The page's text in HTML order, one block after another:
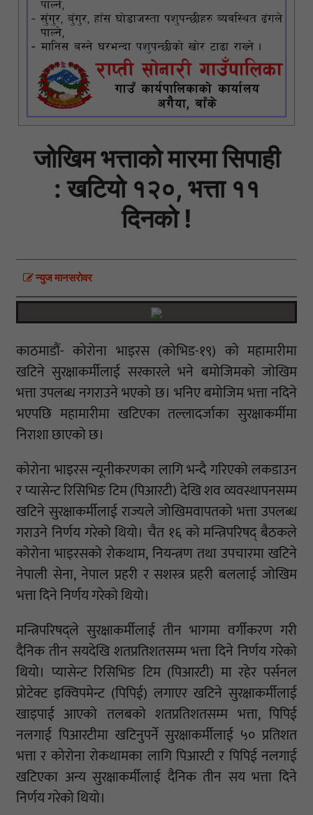
जोखिम भत्ताको मारमा सिपाही
: खटियो १२०, भत्ता ११
दिनको !
न्युज मानसराेवर
काठमाडौं- काेरोना भाइरस (कोभिड-१९) को महामारीमा
खटिने सुरक्षाकर्मीलाई सरकारले भने बमोजिमको जोखिम
भत्ता उपलब्ध नगराउने भएको छ। भनिए बमोजिम भत्ता नदिने
भएपछि महामारीमा खटिएका तल्लादर्जाका सुरक्षाकर्मीमा
निराशा छाएको छ।
काेरोना भाइरस न्यूनीकरणका लागि भन्दै गरिएको लकडाउन
र प्यासेन्ट रिसिभिङ टिम (पिआरटी) देखि शव व्यवस्थापनसम्म
खटिने सुरक्षाकर्मीलाई राज्यले जोखिमवापतको भत्ता उपलब्ध
गराउने निर्णय गरेको थियो। चैत १६ को मन्त्रिपरिषद् बैठकले
कोरोना भाइरसको रोकथाम, नियन्त्रण तथा उपचारमा खटिने
नेपाली सेना, नेपाल प्रहरी र सशस्त्र प्रहरी बललाई जोखिम
भत्ता दिने निर्णय गरेको थियो।
मन्त्रिपरिषद्ले सुरक्षाकर्मीलाई तीन भागमा वर्गीकरण गरी
दैनिक तीन सयदेखि शतप्रतिशतसम्म भत्ता दिने निर्णय गरेको
थियो। प्यासेन्ट रिसिभिङ टिम (पिआरटी) मा रहेर पर्सनल
प्रोटेक्ट इक्विपमेन्ट (पिपिई) लगाएर खटिने सुरक्षाकर्मीलाई
खाइपाई आएको तलबको शतप्रतिशतसम्म भत्ता, पिपिई
नलगाई पिआरटीमा खटिनुपर्ने सुरक्षाकर्मीलाई ५० प्रतिशत
भत्ता र कोरोना रोकथामका लागि पिआरटी र पिपिई नलगाई
खटिएका अन्य सुरक्षाकर्मीलाई दैनिक तीन सय भत्ता दिने
निर्णय गरेको थियो।